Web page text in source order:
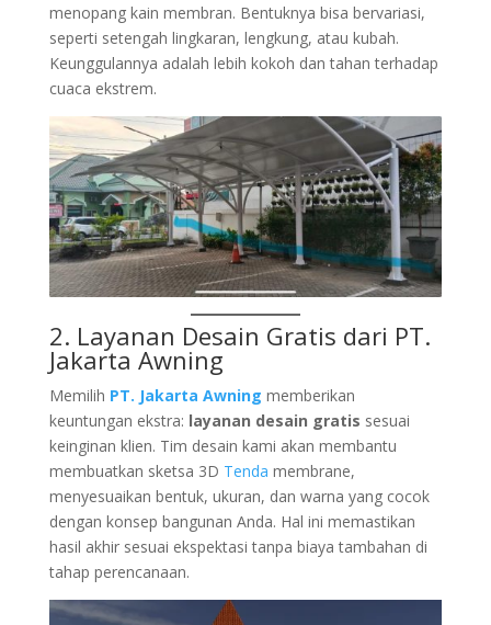
menopang kain membran. Bentuknya bisa bervariasi,
seperti setengah lingkaran, lengkung, atau kubah.
Keunggulannya adalah lebih kokoh dan tahan terhadap
cuaca ekstrem.
2. Layanan Desain Gratis dari PT.
Jakarta Awning
Memilih PT. Jakarta Awning memberikan
keuntungan ekstra: layanan desain gratis sesuai
keinginan klien. Tim desain kami akan membantu
membuatkan sketsa 3D Tenda membrane,
menyesuaikan bentuk, ukuran, dan warna yang cocok
dengan konsep bangunan Anda. Hal ini memastikan
hasil akhir sesuai ekspektasi tanpa biaya tambahan di
tahap perencanaan.